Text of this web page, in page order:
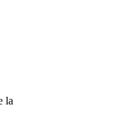
la